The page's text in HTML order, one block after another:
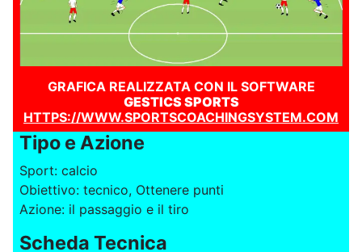
GRAFICA REALIZZATA CON IL SOFTWARE
GESTICS SPORTS
HTTPS://WWW.SPORTSCOACHINGSYSTEM.COM
Tipo e Azione
Sport: calcio
Obiettivo: tecnico, Ottenere punti
Azione: il passaggio e il tiro
Scheda Tecnica